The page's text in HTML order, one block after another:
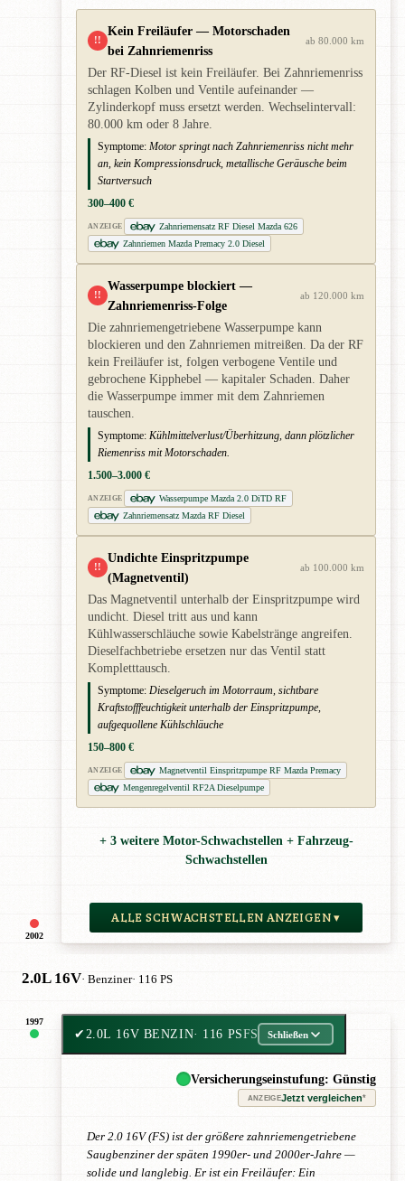
2002
!!
Kein Freiläufer — Motorschaden
bei Zahnriemenriss
ab 80.000 km
Der RF-Diesel ist kein Freiläufer. Bei Zahnriemenriss
schlagen Kolben und Ventile aufeinander —
Zylinderkopf muss ersetzt werden. Wechselintervall:
80.000 km oder 8 Jahre.
Symptome: Motor springt nach Zahnriemenriss nicht mehr
an, kein Kompressionsdruck, metallische Geräusche beim
Startversuch
300–400 €
ANZEIGE
Zahnriemensatz RF Diesel Mazda 626
Zahnriemen Mazda Premacy 2.0 Diesel
!!
Wasserpumpe blockiert —
Zahnriemenriss-Folge
ab 120.000 km
Die zahnriemengetriebene Wasserpumpe kann
blockieren und den Zahnriemen mitreißen. Da der RF
kein Freiläufer ist, folgen verbogene Ventile und
gebrochene Kipphebel — kapitaler Schaden. Daher
die Wasserpumpe immer mit dem Zahnriemen
tauschen.
Symptome: Kühlmittelverlust/Überhitzung, dann plötzlicher
Riemenriss mit Motorschaden.
1.500–3.000 €
ANZEIGE
Wasserpumpe Mazda 2.0 DiTD RF
Zahnriemensatz Mazda RF Diesel
!!
Undichte Einspritzpumpe
(Magnetventil)
ab 100.000 km
Das Magnetventil unterhalb der Einspritzpumpe wird
undicht. Diesel tritt aus und kann
Kühlwasserschläuche sowie Kabelstränge angreifen.
Dieselfachbetriebe ersetzen nur das Ventil statt
Kompletttausch.
Symptome: Dieselgeruch im Motorraum, sichtbare
Kraftstofffeuchtigkeit unterhalb der Einspritzpumpe,
aufgequollene Kühlschläuche
150–800 €
ANZEIGE
Magnetventil Einspritzpumpe RF Mazda Premacy
Mengenregelventil RF2A Dieselpumpe
+ 3 weitere Motor-Schwachstellen + Fahrzeug-
Schwachstellen
ALLE SCHWACHSTELLEN ANZEIGEN ▾
2.0L 16V· Benziner· 116 PS
1997
✔2.0L 16V BENZIN· 116 PSFS Schließen
Versicherungseinstufung: Günstig
ANZEIGEJetzt vergleichen*
Der 2.0 16V (FS) ist der größere zahnriemengetriebene
Saugbenziner der späten 1990er- und 2000er-Jahre —
solide und langlebig. Er ist ein Freiläufer: Ein